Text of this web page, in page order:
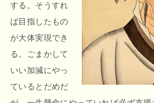
する。そうすれ
ば目指したもの
が大体実現でき
る。ごまかして
いい加減にやっ
ているとだめだ